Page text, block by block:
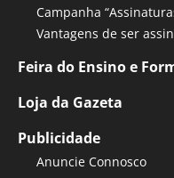
Campanha
Vantagens de ser
Feira do Ensino e
Loja da Gazeta
Publicidade
Anuncie Connosco